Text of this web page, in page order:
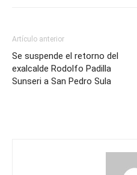
Artículo anterior
Se suspende el retorno del
exalcalde Rodolfo Padilla
Sunseri a San Pedro Sula